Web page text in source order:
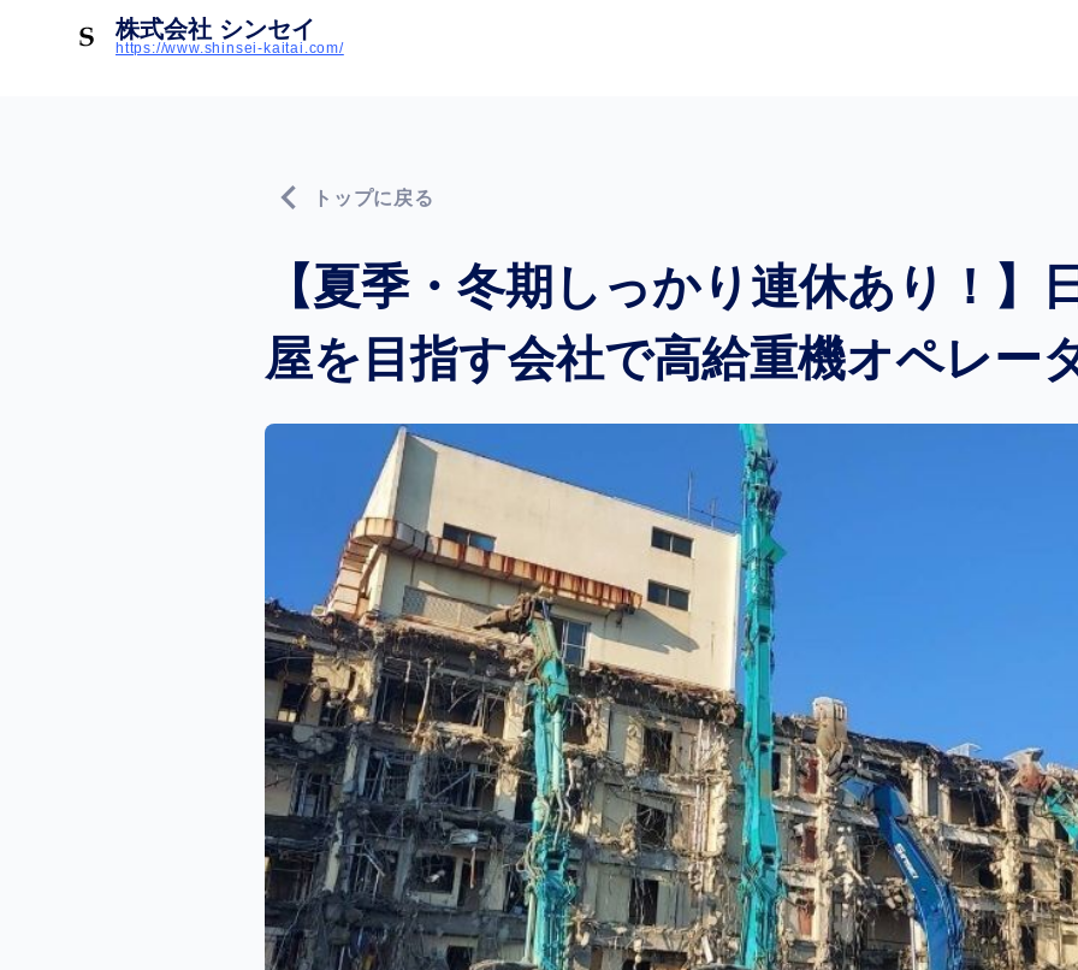
株式会社 シンセイ
https://www.shinsei-kaitai.com/
chevron_left トップに戻る
【夏季・冬期しっかり連休あり！】
屋を目指す会社で高給重機オペレー